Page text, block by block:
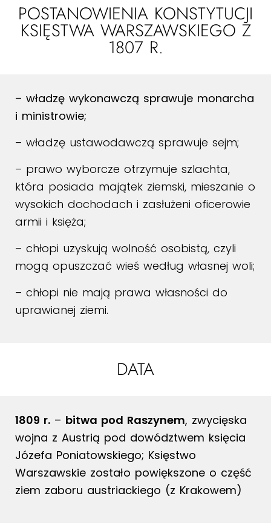
POSTANOWIENIA KONSTYTUCJI
KSIĘSTWA WARSZAWSKIEGO Z
1807 R.
– władzę wykonawczą sprawuje monarcha
i ministrowie;
– władzę ustawodawczą sprawuje sejm;
– prawo wyborcze otrzymuje szlachta,
która posiada majątek ziemski, mieszanie o
wysokich dochodach i zasłużeni oficerowie
armii i księża;
– chłopi uzyskują wolność osobistą, czyli
mogą opuszczać wieś według własnej woli;
– chłopi nie mają prawa własności do
uprawianej ziemi.
DATA
1809 r. – bitwa pod Raszynem, zwycięska
wojna z Austrią pod dowództwem księcia
Józefa Poniatowskiego; Księstwo
Warszawskie zostało powiększone o część
ziem zaboru austriackiego (z Krakowem)